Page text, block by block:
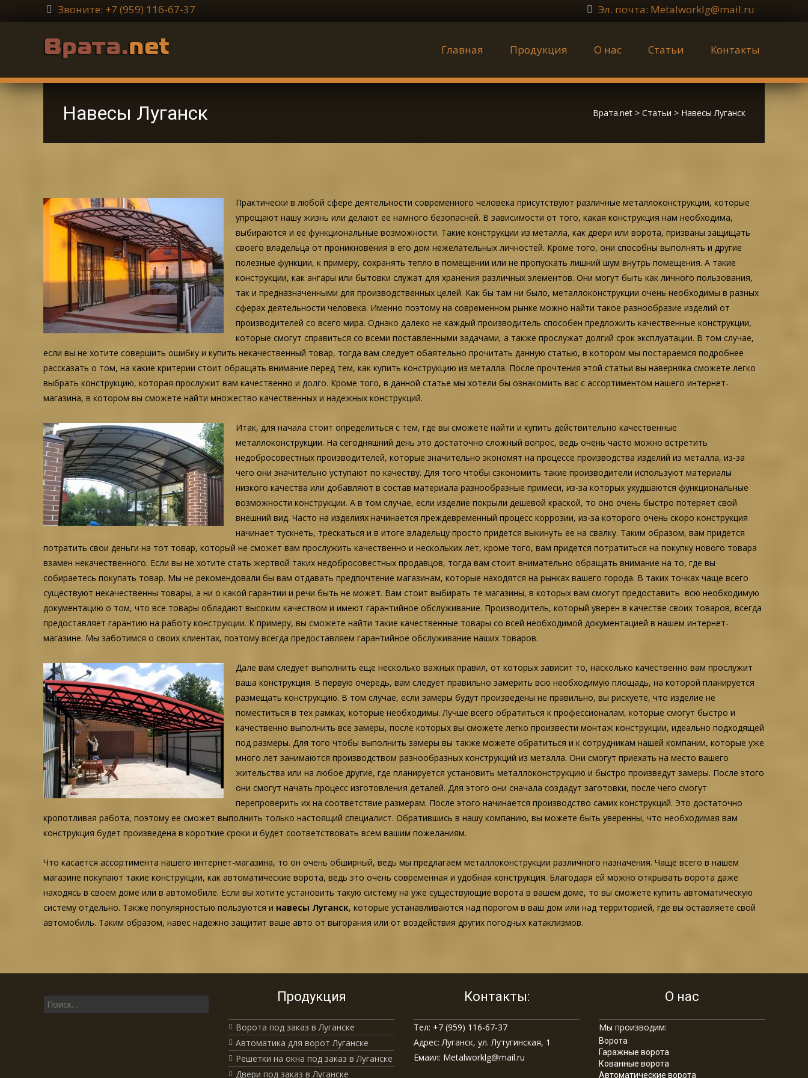
Звоните: +7 (959) 116-67-37 Эл. почта: Metalworklg@mail.ru
Главная Продукция О нас Статьи Контакты
Навесы Луганск Врата.net > Статьи > Навесы Луганск
Практически в любой сфере деятельности современного человека присутствуют различные металлоконструкции, которые
упрощают нашу жизнь или делают ее намного безопасней. В зависимости от того, какая конструкция нам необходима,
выбираются и ее функциональные возможности. Такие конструкции из металла, как двери или ворота, призваны защищать
своего владельца от проникновения в его дом нежелательных личностей. Кроме того, они способны выполнять и другие
полезные функции, к примеру, сохранять тепло в помещении или не пропускать лишний шум внутрь помещения. А такие
конструкции, как ангары или бытовки служат для хранения различных элементов. Они могут быть как личного пользования,
так и предназначенными для производственных целей. Как бы там ни было, металлоконструкции очень необходимы в разных
сферах деятельности человека. Именно поэтому на современном рынке можно найти такое разнообразие изделий от
производителей со всего мира. Однако далеко не каждый производитель способен предложить качественные конструкции,
которые смогут справиться со всеми поставленными задачами, а также прослужат долгий срок эксплуатации. В том случае,
если вы не хотите совершить ошибку и купить некачественный товар, тогда вам следует обаятельно прочитать данную статью, в котором мы постараемся подробнее
рассказать о том, на какие критерии стоит обращать внимание перед тем, как купить конструкцию из металла. После прочтения этой статьи вы наверняка сможете легко
выбрать конструкцию, которая прослужит вам качественно и долго. Кроме того, в данной статье мы хотели бы ознакомить вас с ассортиментом нашего интернет-
магазина, в котором вы сможете найти множество качественных и надежных конструкций.
Итак, для начала стоит определиться с тем, где вы сможете найти и купить действительно качественные
металлоконструкции. На сегодняшний день это достаточно сложный вопрос, ведь очень часто можно встретить
недобросовестных производителей, которые значительно экономят на процессе производства изделий из металла, из-за
чего они значительно уступают по качеству. Для того чтобы сэкономить такие производители используют материалы
низкого качества или добавляют в состав материала разнообразные примеси, из-за которых ухудшаются функциональные
возможности конструкции. А в том случае, если изделие покрыли дешевой краской, то оно очень быстро потеряет свой
внешний вид. Часто на изделиях начинается преждевременный процесс коррозии, из-за которого очень скоро конструкция
начинает тускнеть, трескаться и в итоге владельцу просто придется выкинуть ее на свалку. Таким образом, вам придется
потратить свои деньги на тот товар, который не сможет вам прослужить качественно и нескольких лет, кроме того, вам придется потратиться на покупку нового товара
взамен некачественного. Если вы не хотите стать жертвой таких недобросовестных продавцов, тогда вам стоит внимательно обращать внимание на то, где вы
собираетесь покупать товар. Мы не рекомендовали бы вам отдавать предпочтение магазинам, которые находятся на рынках вашего города. В таких точках чаще всего
существуют некачественны товары, а ни о какой гарантии и речи быть не может. Вам стоит выбирать те магазины, в которых вам смогут предоставить всю необходимую
документацию о том, что все товары обладают высоким качеством и имеют гарантийное обслуживание. Производитель, который уверен в качестве своих товаров, всегда
предоставляет гарантию на работу конструкции. К примеру, вы сможете найти такие качественные товары со всей необходимой документацией в нашем интернет-
магазине. Мы заботимся о своих клиентах, поэтому всегда предоставляем гарантийное обслуживание наших товаров.
Дале вам следует выполнить еще несколько важных правил, от которых зависит то, насколько качественно вам прослужит
ваша конструкция. В первую очередь, вам следует правильно замерить всю необходимую площадь, на которой планируется
размещать конструкцию. В том случае, если замеры будут произведены не правильно, вы рискуете, что изделие не
поместиться в тех рамках, которые необходимы. Лучше всего обратиться к профессионалам, которые смогут быстро и
качественно выполнить все замеры, после которых вы сможете легко произвести монтаж конструкции, идеально подходящей
под размеры. Для того чтобы выполнить замеры вы также можете обратиться и к сотрудникам нашей компании, которые уже
много лет занимаются производством разнообразных конструкций из металла. Они смогут приехать на место вашего
жительства или на любое другие, где планируется установить металлоконструкцию и быстро произведут замеры. После этого
они смогут начать процесс изготовления деталей. Для этого они сначала создадут заготовки, после чего смогут
перепроверить их на соответствие размерам. После этого начинается производство самих конструкций. Это достаточно
кропотливая работа, поэтому ее сможет выполнить только настоящий специалист. Обратившись в нашу компанию, вы можете быть уверенны, что необходимая вам
конструкция будет произведена в короткие сроки и будет соответствовать всем вашим пожеланиям.
Что касается ассортимента нашего интернет-магазина, то он очень обширный, ведь мы предлагаем металлоконструкции различного назначения. Чаще всего в нашем
магазине покупают такие конструкции, как автоматические ворота, ведь это очень современная и удобная конструкция. Благодаря ей можно открывать ворота даже
находясь в своем доме или в автомобиле. Если вы хотите установить такую систему на уже существующие ворота в вашем доме, то вы сможете купить автоматическую
систему отдельно. Также популярностью пользуются и навесы Луганск, которые устанавливаются над порогом в ваш дом или над территорией, где вы оставляете свой
автомобиль. Таким образом, навес надежно защитит ваше авто от выгорания или от воздействия других погодных катаклизмов.
Поиск для: Продукция
Ворота под заказ в Луганске
Автоматика для ворот Луганске
Решетки на окна под заказ в Луганске
Двери под заказ в Луганске
Контакты:
Тел: +7 (959) 116-67-37
Адрес: Луганск, ул. Лутугинская, 1
Емаил: Metalworklg@mail.ru
О нас
Мы производим:
Ворота
Гаражные ворота
Кованные ворота
Автоматические ворота